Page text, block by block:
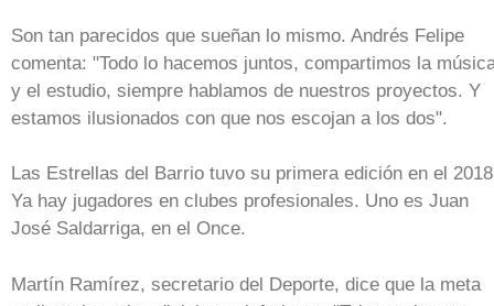
Son tan parecidos que sueñan lo mismo. Andrés Felipe
comenta: "Todo lo hacemos juntos, compartimos la
y el estudio, siempre hablamos de nuestros proyectos. Y
estamos ilusionados con que nos escojan a los dos".
Las Estrellas del Barrio tuvo su primera edición en el
Ya hay jugadores en clubes profesionales. Uno es Juan
José Saldarriga, en el Once.
Martín Ramírez, secretario del Deporte, dice que la meta